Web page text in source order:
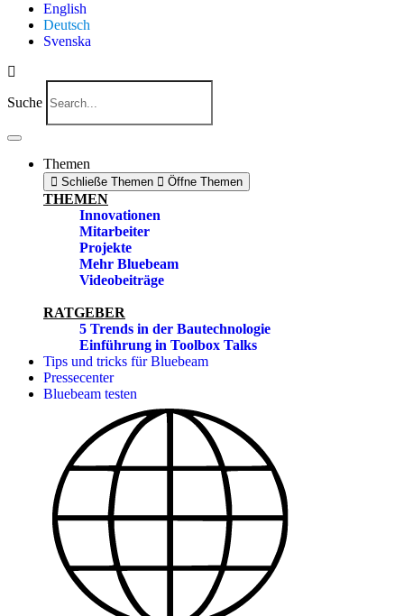
English
Deutsch
Svenska
Suche
Themen
Schließe Themen Öffne Themen
THEMEN
Innovationen
Mitarbeiter
Projekte
Mehr Bluebeam
Videobeiträge
RATGEBER
5 Trends in der Bautechnologie
Einführung in Toolbox Talks
Tips und tricks für Bluebeam
Pressecenter
Bluebeam testen